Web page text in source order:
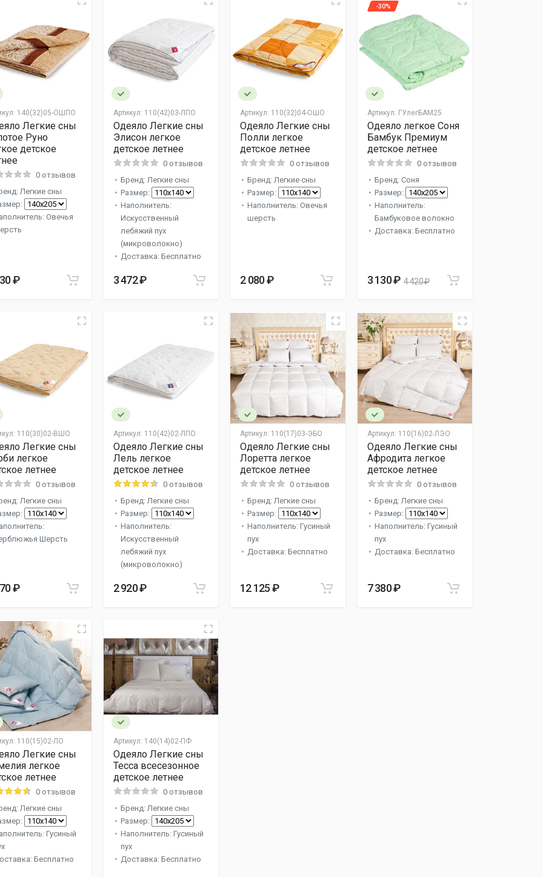
140(32)05-ОШПО
Легкие сны
Руно
детское
0 отзывов
Легкие сны
Овечья
₽
Артикул: 110(42)03-ЛПО
Одеяло Легкие сны
Элисон легкое
детское летнее
0 отзывов
Бренд: Легкие сны
Размер:
Наполнитель:
Искусственный
лебяжий пух
(микроволокно)
Доставка: Бесплатно
3 472 ₽
Артикул: 110(32)04-ОШО
Одеяло Легкие сны
Полли легкое
детское летнее
0 отзывов
Бренд: Легкие сны
Размер:
Наполнитель: Овечья
шерсть
2 080 ₽
Артикул: ГУлегБАМ25
-30%
Одеяло легкое Соня
Бамбук Премиум
детское летнее
0 отзывов
Бренд: Соня
Размер:
Наполнитель:
Бамбуковое волокно
Доставка: Бесплатно
3 130 ₽ 4 420 ₽
110(30)02-ВШО
Легкие сны
легкое
летнее
0 отзывов
Легкие сны
Шерсть
₽
Артикул: 110(42)02-ЛПО
Одеяло Легкие сны
Лель легкое
детское летнее
0 отзывов
Бренд: Легкие сны
Размер:
Наполнитель:
Искусственный
лебяжий пух
(микроволокно)
2 920 ₽
Артикул: 110(17)03-ЭБО
Одеяло Легкие сны
Лоретта легкое
детское летнее
0 отзывов
Бренд: Легкие сны
Размер:
Наполнитель: Гусиный
пух
Доставка: Бесплатно
12 125 ₽
Артикул: 110(16)02-ЛЭО
Одеяло Легкие сны
Афродита легкое
детское летнее
0 отзывов
Бренд: Легкие сны
Размер:
Наполнитель: Гусиный
пух
Доставка: Бесплатно
7 380 ₽
110(15)02-ЛО
Легкие сны
легкое
летнее
0 отзывов
Легкие сны
Гусиный
Бесплатно
Артикул: 140(14)02-ПФ
Одеяло Легкие сны
Тесса всесезонное
детское летнее
0 отзывов
Бренд: Легкие сны
Размер:
Наполнитель: Гусиный
пух
Доставка: Бесплатно